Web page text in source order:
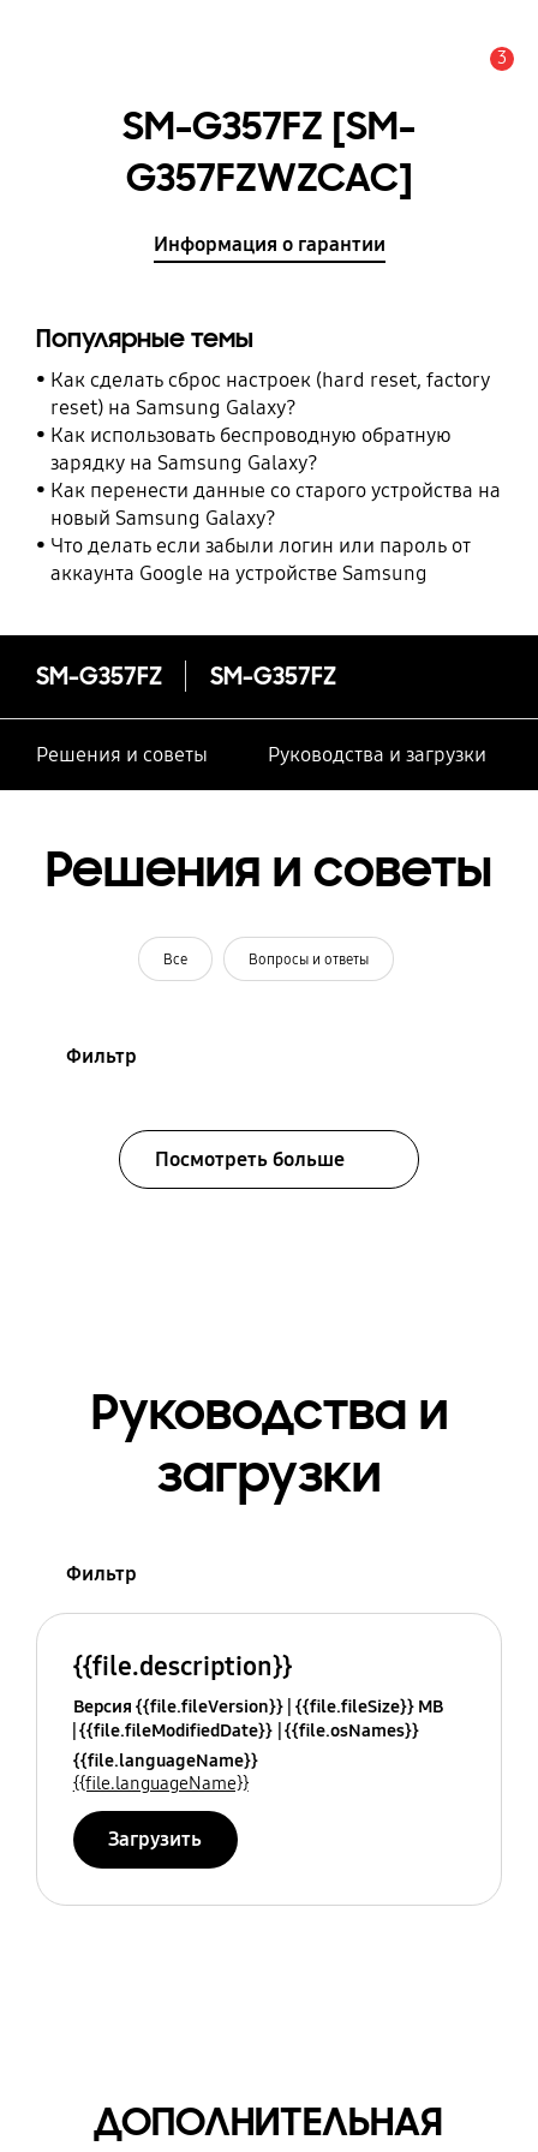
3
SM-G357FZ [SM-
G357FZWZCAC]
Информация о гарантии
Популярные темы
Как сделать сброс настроек (hard reset, factory
reset) на Samsung Galaxy?
Как использовать беспроводную обратную
зарядку на Samsung Galaxy?
Как перенести данные со старого устройства на
новый Samsung Galaxy?
Что делать если забыли логин или пароль от
аккаунта Google на устройстве Samsung
SM-G357FZ SM-G357FZ
Решения и советы Руководства и загрузки
Решения и советы
Все Вопросы и ответы
Фильтр
Посмотреть больше
Руководства и
загрузки
Фильтр
{{file.description}}
Версия {{file.fileVersion}} {{file.fileSize}} MB
{{file.fileModifiedDate}} {{file.osNames}}
{{file.languageName}}
{{file.languageName}}
Загрузить
ДОПОЛНИТЕЛЬНАЯ